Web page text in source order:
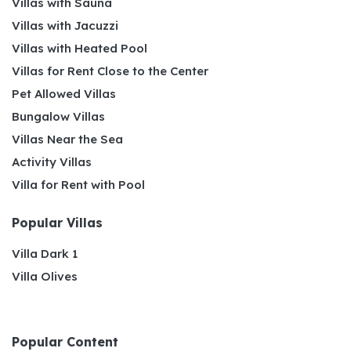
Villas with Jacuzzi
Villas with Heated Pool
Villas for Rent Close to the Center
Pet Allowed Villas
Bungalow Villas
Villas Near the Sea
Activity Villas
Villa for Rent with Pool
Popular Villas
Villa Dark 1
Villa Olives
Popular Content